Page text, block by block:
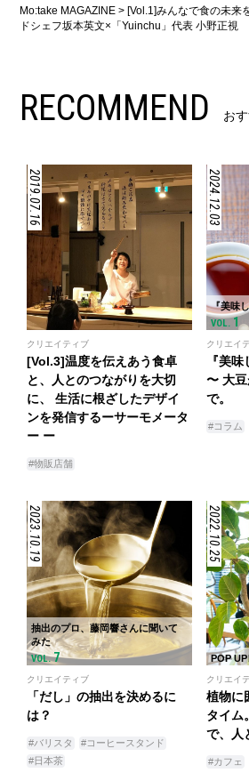
Mo:take MAGAZINE > [Vol.1]みんなで食の未来
ドシェフ坂本英文×「Yuinchu」代表 小野正視
RECOMMEND お
2019.07.16
クリエイティブ
[Vol.3]温度を伝えあう食卓
と、人とのつながりを大切
に、 生活に根ざしたデザイ
ンを発信するーサーモメータ
ー ー
#物販店舗
2024.12.03
『美味
VOL. 1
クリエイ
『美
〜 大
で。
#コラム
2023.10.19
抽出のプロ、藤岡響さんに聞いて
みた
VOL.7
クリエイティブ
「だし」の抽出を決めるに
は？
#バリスタ
#コーヒースタンド
#日本茶
2022.10.25
POP
クリエイ
植物に
タイム
で、人
#カフェ